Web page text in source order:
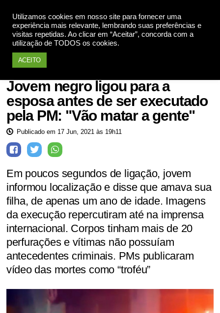
Utilizamos cookies em nosso site para fornecer uma
experiência mais relevante, lembrando suas preferências e
visitas repetidas. Ao clicar em “Aceitar”, concorda com a
utilização de TODOS os cookies.
ACEITO
Polícia Militar
Jovem negro ligou para a
esposa antes de ser executado
pela PM: "Vão matar a gente"
Publicado em 17 Jun, 2021 às 19h11
Em poucos segundos de ligação, jovem
informou localização e disse que amava sua
filha, de apenas um ano de idade. Imagens
da execução repercutiram até na imprensa
internacional. Corpos tinham mais de 20
perfurações e vítimas não possuíam
antecedentes criminais. PMs publicaram
vídeo das mortes como “troféu”